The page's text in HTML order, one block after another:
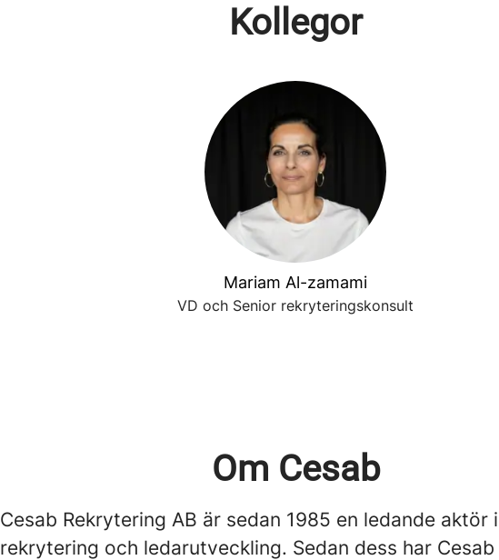
Kollegor
Mariam Al-zamami
VD och Senior rekryteringskonsult
Om Cesab
Cesab Rekrytering AB är sedan 1985 en ledande aktör
rekrytering och ledarutveckling. Sedan dess har Cesab